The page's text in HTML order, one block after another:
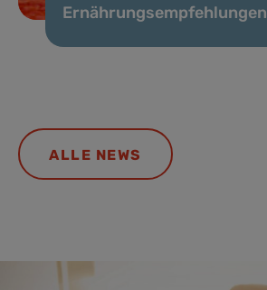
Ernährungsempfehlungen
ALLE NEWS